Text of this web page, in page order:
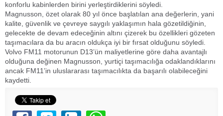
konforlu kabinlerden birini yerleştirdiklerini söyledi.
Magnusson, özet olarak 80 yıl önce başlatılan ana değerlerin, yani
kalite, güvenlik ve çevreye saygılı yaklaşımın hala gözetildiğinin,
gelecekte de devam edeceğinin altını çizerek bu özellikleri gözeten
taşımacılara da bu aracın oldukça iyi bir fırsat olduğunu söyledi.
Volvo FM11 motorunun D13’ün maliyetlerine göre daha avantajlı
olduğuna değinen Magnusson, yurtiçi taşımacılığa odaklandıklarını
ancak FM11’in uluslararası taşımacılıkta da başarılı olabileceğini
kaydetti.